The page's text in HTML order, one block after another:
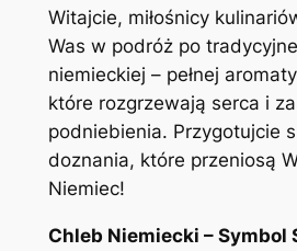
Witajcie, miłośnicy
Was w podróż po
niemieckiej – pełnej
które rozgrzewają serca i
podniebienia. Przygotujcie
doznania, które przeniosą
Niemiec!
Chleb Niemiecki – Symbol